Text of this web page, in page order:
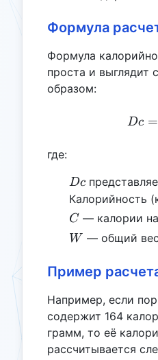
Формула
Формула
проста и выглядит
образом:
Dc =
где:
Dc
Dc
Калорийность
C
C — калории
W
W — общий
Пример
Например, если
содержит 164
грамм, то её
рассчитывается